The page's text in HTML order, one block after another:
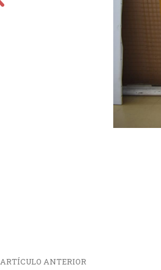
ARTÍCULO ANTERIOR